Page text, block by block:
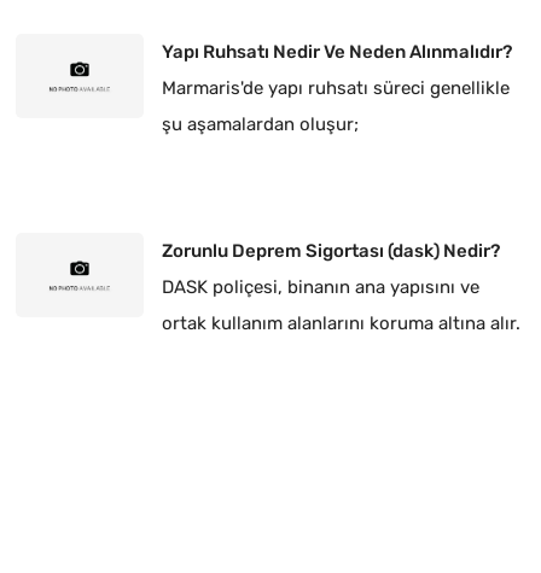
Yapı Ruhsatı Nedir Ve Neden Alınmalıdır?
Marmaris'de yapı ruhsatı süreci genellikle
şu aşamalardan oluşur;
Zorunlu Deprem Sigortası (dask) Nedir?
DASK poliçesi, binanın ana yapısını ve
ortak kullanım alanlarını koruma altına alır.